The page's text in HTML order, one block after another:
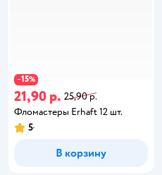
−15%
21,90 р. 25,90 р.
Фломастеры Erhaft 12 шт.
5
В корзину